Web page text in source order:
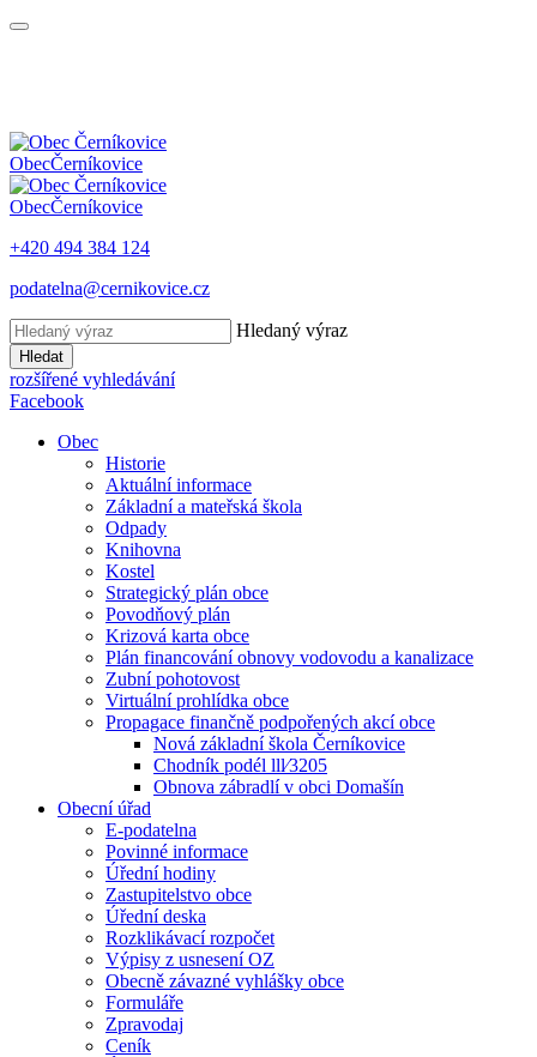
ObecČerníkovice
ObecČerníkovice
+420 494 384 124
podatelna@cernikovice.cz
Hledaný výraz
Hledat
rozšířené vyhledávání
Facebook
Obec
Historie
Aktuální informace
Základní a mateřská škola
Odpady
Knihovna
Kostel
Strategický plán obce
Povodňový plán
Krizová karta obce
Plán financování obnovy vodovodu a kanalizace
Zubní pohotovost
Virtuální prohlídka obce
Propagace finančně podpořených akcí obce
Nová základní škola Černíkovice
Chodník podél lll⁄3205
Obnova zábradlí v obci Domašín
Obecní úřad
E-podatelna
Povinné informace
Úřední hodiny
Zastupitelstvo obce
Úřední deska
Rozklikávací rozpočet
Výpisy z usnesení OZ
Obecně závazné vyhlášky obce
Formuláře
Zpravodaj
Ceník